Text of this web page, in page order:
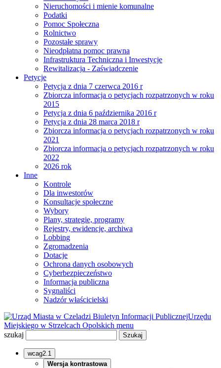
Nieruchomości i mienie komunalne
Podatki
Pomoc Społeczna
Rolnictwo
Pozostałe sprawy
Nieodpłatna pomoc prawna
Infrastruktura Techniczna i Inwestycje
Rewitalizacja - Zaświadczenie
Petycje
Petycja z dnia 7 czerwca 2016 r
Zbiorcza informacja o petycjach rozpatrzonych w roku
2015
Petycja z dnia 6 października 2016 r
Petycja z dnia 28 marca 2018 r
Zbiorcza informacja o petycjach rozpatrzonych w roku
2021
Zbiorcza informacja o petycjach rozpatrzonych w roku
2022
2026 rok
Inne
Kontrole
Dla inwestorów
Konsultacje społeczne
Wybory
Plany, strategie, programy
Rejestry, ewidencje, archiwa
Lobbing
Zgromadzenia
Dotacje
Ochrona danych osobowych
Cyberbezpieczeństwo
Informacja publiczna
Sygnaliści
Nadzór właścicielski
Biuletyn Informacji PublicznejUrzędu
Miejskiego w Strzelcach Opolskich menu
szukaj
wcag2.1
Wersja kontrastowa